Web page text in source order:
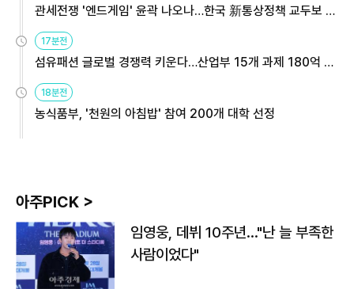
관세전쟁 '엔드게임' 윤곽 나오나…한국 新통상정책 교두보 활
용해야
17분전
섬유패션 글로벌 경쟁력 키운다…산업부 15개 과제 180억 지
원
18분전
농식품부, '천원의 아침밥' 참여 200개 대학 선정
아주PICK >
임영웅, 데뷔 10주년…"난 늘 부족한
사람이었다"